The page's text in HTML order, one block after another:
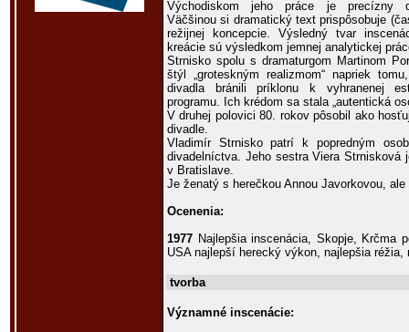
Východiskom jeho práce je precízny
Väčšinou si dramatický text prispôsobuje
režijnej koncepcie. Výsledný tvar
kreácie sú výsledkom jemnej analytickej
Strnisko spolu s dramaturgom Martinom
štýl „groteskným realizmom“ napriek
divadla bránili príklonu k vyhranenej
programu. Ich krédom sa stala „autentická
V druhej polovici 80. rokov pôsobil ako
divadle.
Vladimír Strnisko patrí k popredným
divadelníctva. Jeho sestra Viera Strnisková
v Bratislave.
Je ženatý s herečkou Annou Javorkovou,
Ocenenia:
1977 Najlepšia inscenácia, Skopje, Krčma
USA najlepší herecký výkon, najlepšia réžia,
tvorba
Významné inscenácie: